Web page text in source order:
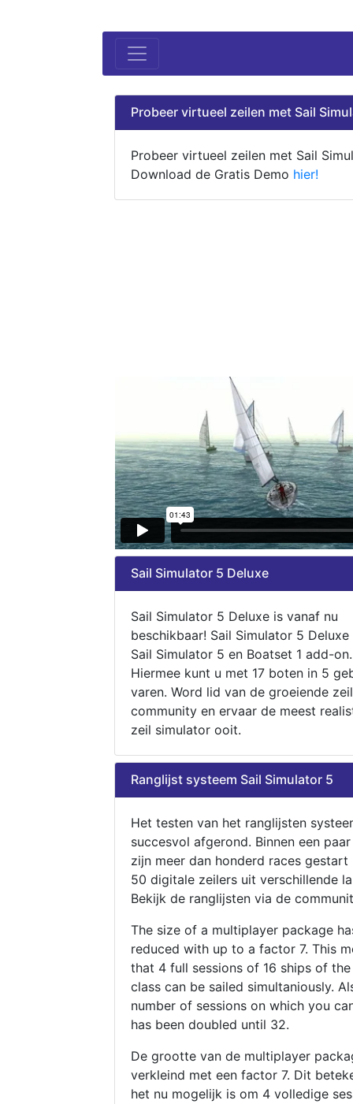
Probeer virtueel zeilen met Sail
Probeer virtueel zeilen met Sail
Download de Gratis Demo hier!
Sail Simulator 5 Deluxe
Sail Simulator 5 Deluxe is vanaf nu
beschikbaar! Sail Simulator 5
Sail Simulator 5 en Boatset 1 add-on.
Hiermee kunt u met 17 boten in 5
varen. Word lid van de groeiende zeil
community en ervaar de meest
zeil simulator ooit.
Ranglijst systeem Sail Simulator 5
Het testen van het ranglijsten
succesvol afgerond. Binnen een
zijn meer dan honderd races gestart
50 digitale zeilers uit verschillende
Bekijk de ranglijsten via de
The size of a multiplayer package
reduced with up to a factor 7. This
that 4 full sessions of 16 ships of
class can be sailed simultaniously.
number of sessions on which you
has been doubled until 32.
De grootte van de multiplayer
verkleind met een factor 7. Dit
het nu mogelijk is om 4 volledige